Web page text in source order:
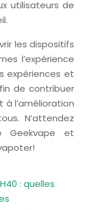
utilisateurs de
les dispositifs
l’expérience
expériences et
de contribuer
à l’amélioration
N’attendez
Geekvape et
: quelles